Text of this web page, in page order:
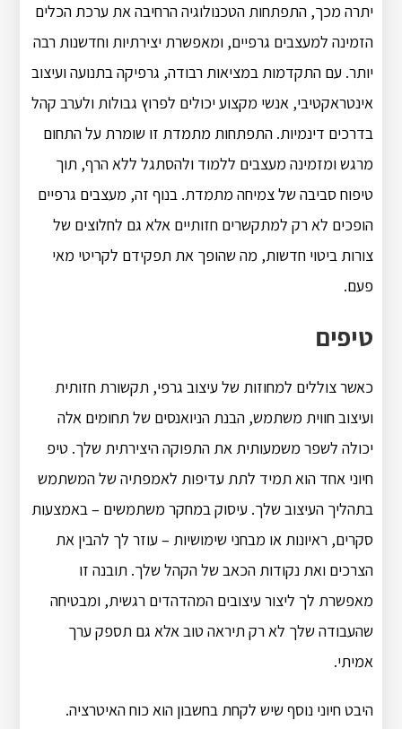
יתרה מכך, התפתחות הטכנולוגיה הרחיבה את ערכת הכלים
הזמינה למעצבים גרפיים, ומאפשרת יצירתיות וחדשנות רבה
יותר. עם התקדמות במציאות רבודה, גרפיקה בתנועה ועיצוב
אינטראקטיבי, אנשי מקצוע יכולים לפרוץ גבולות ולערב קהל
בדרכים דינמיות. התפתחות מתמדת זו שומרת על התחום
מרגש ומזמינה מעצבים ללמוד ולהסתגל ללא הרף, תוך
טיפוח סביבה של צמיחה מתמדת. בנוף זה, מעצבים גרפיים
הופכים לא רק למתקשרים חזותיים אלא גם לחלוצים של
צורות ביטוי חדשות, מה שהופך את תפקידם לקריטי מאי
פעם.
טיפים
כאשר צוללים למחוזות של עיצוב גרפי, תקשורת חזותית
ועיצוב חווית משתמש, הבנת הניואנסים של תחומים אלה
יכולה לשפר משמעותית את התפוקה היצירתית שלך. טיפ
חיוני אחד הוא תמיד לתת עדיפות לאמפתיה של המשתמש
בתהליך העיצוב שלך. עיסוק במחקר משתמשים – באמצעות
סקרים, ראיונות או מבחני שימושיות – עוזר לך להבין את
הצרכים ואת נקודות הכאב של הקהל שלך. תובנה זו
מאפשרת לך ליצור עיצובים המהדהדים רגשית, ומבטיחה
שהעבודה שלך לא רק תיראה טוב אלא גם תספק ערך
אמיתי.
היבט חיוני נוסף שיש לקחת בחשבון הוא כוח האיטרציה.